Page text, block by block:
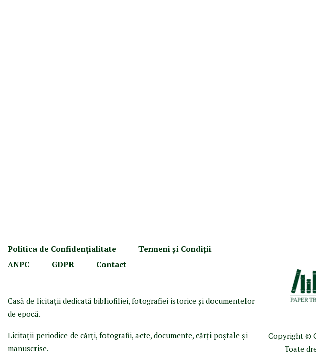
Politica de Confidenţialitate
Termeni şi Condiţii
ANPC
GDPR Contact
Casă de licitaţii dedicată bibliofiliei, fotografiei istorice şi documentelor
de epocă.
Licitaţii periodice de cărţi, fotografii, acte, documente, cărţi poştale şi
manuscrise.
Copyright ©
Toate